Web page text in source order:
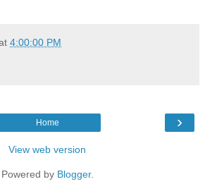
4:00:00 PM
›
Home
View web version
Powered by Blogger.